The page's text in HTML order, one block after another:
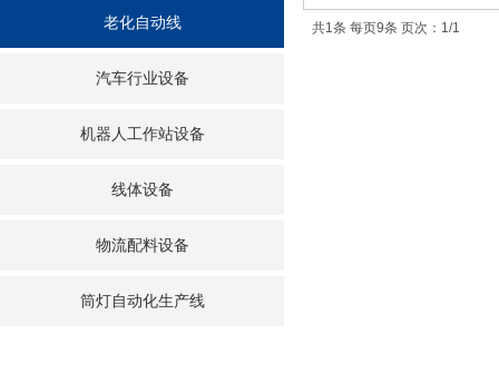
共1条 每页9条 页次：1/1
老化自动线
汽车行业设备
机器人工作站设备
线体设备
物流配料设备
筒灯自动化生产线